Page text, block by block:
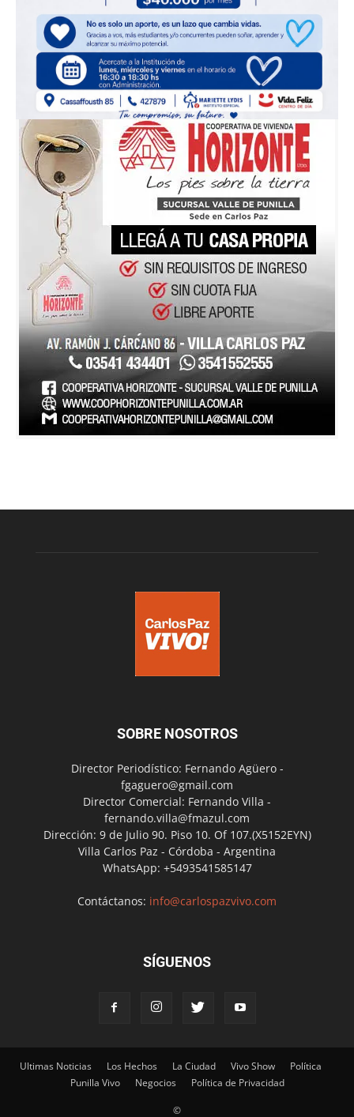
SOBRE NOSOTROS
Director Periodístico: Fernando Agüero -
fgaguero@gmail.com
Director Comercial: Fernando Villa -
fernando.villa@fmazul.com
Dirección: 9 de Julio 90. Piso 10. Of 107.(X5152EYN)
Villa Carlos Paz - Córdoba - Argentina
WhatsApp: +5493541585147
Contáctanos: info@carlospazvivo.com
SÍGUENOS
Ultimas Noticias Los Hechos La Ciudad Vivo Show
Política
Punilla Vivo
Negocios Política de Privacidad
©